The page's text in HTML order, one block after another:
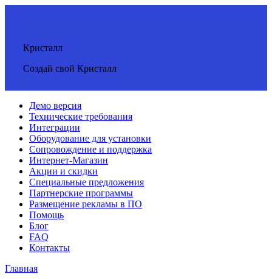
Кристалл
Создай свой Кристалл
Демо версия
Технические требования
Интеграции
Оборудование для установки
Сопровождение и поддержка
Интернет-Магазин
Акции и скидки
Специальные предложения
Партнерские программы
Размещение рекламы в ПО
Помощь
Блог
FAQ
Контакты
Главная